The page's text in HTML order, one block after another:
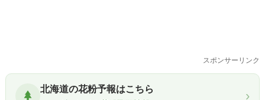
スポンサーリンク
北海道の花粉予報はこちら ›